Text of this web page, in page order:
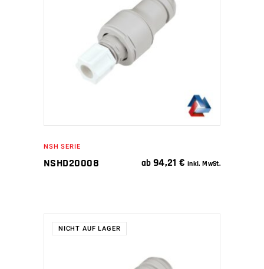
WEITERLESEN
NSH SERIE
NSHD20008 ab 94,21€ inkl. MwSt.
NICHT AUF LAGER